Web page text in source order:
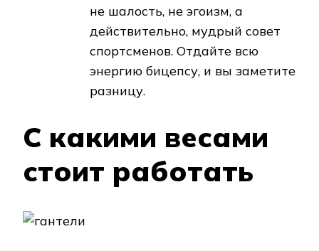
не шалость, не эгоизм, а
действительно, мудрый совет
спортсменов. Отдайте всю
энергию бицепсу, и вы заметите
разницу.
С какими весами
стоит работать